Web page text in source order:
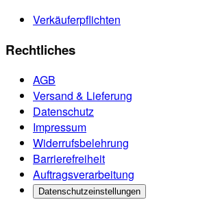
Verkäuferpflichten
Rechtliches
AGB
Versand & Lieferung
Datenschutz
Impressum
Widerrufsbelehrung
Barrierefreiheit
Auftragsverarbeitung
Datenschutzeinstellungen